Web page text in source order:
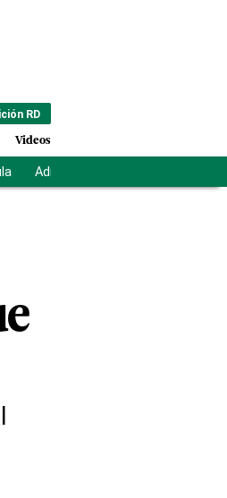
RD
Videos
Adriano Espaillat